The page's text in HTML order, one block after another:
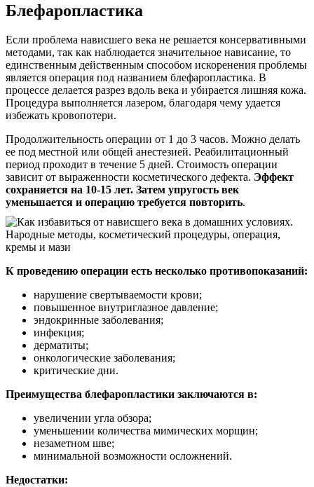
Блефаропластика
Если проблема нависшего века не решается консервативными
методами, так как наблюдается значительное нависание, то
единственным действенным способом искоренения проблемы
является операция под названием блефаропластика. В
процессе делается разрез вдоль века и убирается лишняя кожа.
Процедура выполняется лазером, благодаря чему удается
избежать кровопотери.
Продолжительность операции от 1 до 3 часов. Можно делать
ее под местной или общей анестезией. Реабилитационный
период проходит в течение 5 дней. Стоимость операции
зависит от выраженности косметического дефекта. Эффект
сохраняется на 10-15 лет. Затем упругость век
уменьшается и операцию требуется повторить.
К проведению операции есть несколько противопоказаний:
нарушение свертываемости крови;
повышенное внутриглазное давление;
эндокринные заболевания;
инфекция;
дерматиты;
онкологические заболевания;
критические дни.
Преимущества блефаропластики заключаются в:
увеличении угла обзора;
уменьшении количества мимических морщин;
незаметном шве;
минимальной возможности осложнений.
Недостатки: